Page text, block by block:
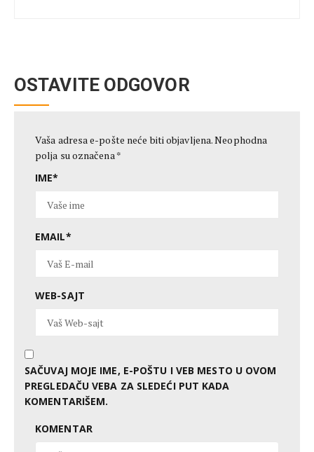
OSTAVITE ODGOVOR
Vaša adresa e-pošte neće biti objavljena.Neophodna
polja su označena*
IME*
EMAIL*
WEB-SAJT
SAČUVAJ MOJE IME, E-POŠTU I VEB MESTO U OVOM
PREGLEDAČU VEBA ZA SLEDEĆI PUT KADA
KOMENTARIŠEM.
KOMENTAR